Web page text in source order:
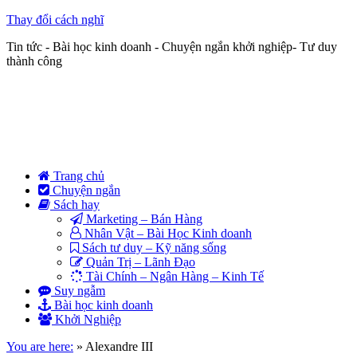
Thay đổi cách nghĩ
Tin tức - Bài học kinh doanh - Chuyện ngắn khởi nghiệp- Tư duy
thành công
Trang chủ
Chuyện ngắn
Sách hay
Marketing – Bán Hàng
Nhân Vật – Bài Học Kinh doanh
Sách tư duy – Kỹ năng sống
Quản Trị – Lãnh Đạo
Tài Chính – Ngân Hàng – Kinh Tế
Suy ngẫm
Bài học kinh doanh
Khởi Nghiệp
You are here: » Alexandre III